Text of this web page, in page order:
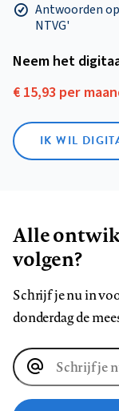
Antwoorden
NTVG'
Neem het
€ 15,93 per
IK WIL
Alle
volgen?
Schrijf je nu in
donderdag de
E-
mailadres